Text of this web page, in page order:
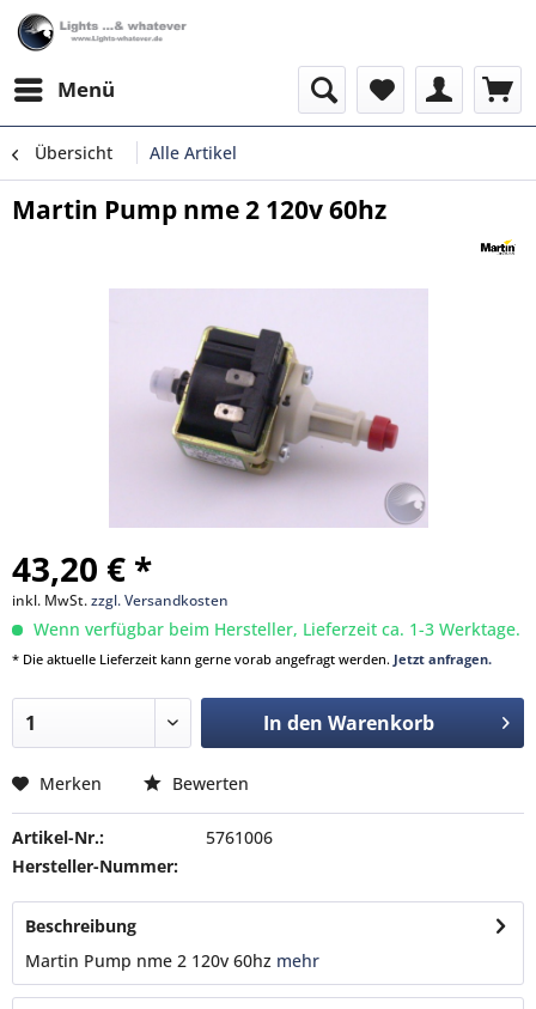
Menü
Übersicht Alle Artikel
Martin Pump nme 2 120v 60hz
43,20 € *
inkl. MwSt.zzgl. Versandkosten
Wenn verfügbar beim Hersteller, Lieferzeit ca. 1-3 Werktage.
* Die aktuelle Lieferzeit kann gerne vorab angefragt werden. Jetzt anfragen.
In den Warenkorb
Merken Bewerten
Artikel-Nr.:
5761006
Hersteller-Nummer:
Beschreibung
Martin Pump nme 2 120v 60hz mehr